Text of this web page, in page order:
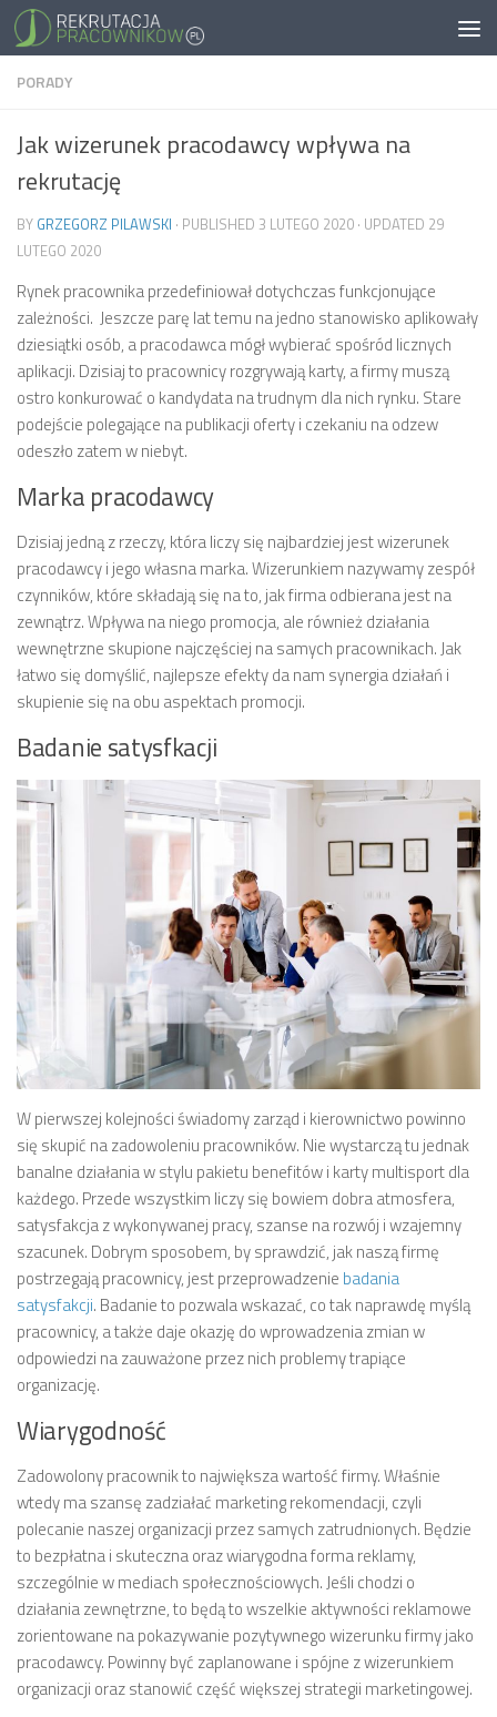
PORADY
Jak wizerunek pracodawcy wpływa na
rekrutację
BY GRZEGORZ PILAWSKI · PUBLISHED 3 LUTEGO 2020 · UPDATED 29
LUTEGO 2020
Rynek pracownika przedefiniował dotychczas funkcjonujące
zależności. Jeszcze parę lat temu na jedno stanowisko aplikowały
dziesiątki osób, a pracodawca mógł wybierać spośród licznych
aplikacji. Dzisiaj to pracownicy rozgrywają karty, a firmy muszą
ostro konkurować o kandydata na trudnym dla nich rynku. Stare
podejście polegające na publikacji oferty i czekaniu na odzew
odeszło zatem w niebyt.
Marka pracodawcy
Dzisiaj jedną z rzeczy, która liczy się najbardziej jest wizerunek
pracodawcy i jego własna marka. Wizerunkiem nazywamy zespół
czynników, które składają się na to, jak firma odbierana jest na
zewnątrz. Wpływa na niego promocja, ale również działania
wewnętrzne skupione najczęściej na samych pracownikach. Jak
łatwo się domyślić, najlepsze efekty da nam synergia działań i
skupienie się na obu aspektach promocji.
Badanie satysfkacji
W pierwszej kolejności świadomy zarząd i kierownictwo powinno
się skupić na zadowoleniu pracowników. Nie wystarczą tu jednak
banalne działania w stylu pakietu benefitów i karty multisport dla
każdego. Przede wszystkim liczy się bowiem dobra atmosfera,
satysfakcja z wykonywanej pracy, szanse na rozwój i wzajemny
szacunek. Dobrym sposobem, by sprawdzić, jak naszą firmę
postrzegają pracownicy, jest przeprowadzenie badania
satysfakcji. Badanie to pozwala wskazać, co tak naprawdę myślą
pracownicy, a także daje okazję do wprowadzenia zmian w
odpowiedzi na zauważone przez nich problemy trapiące
organizację.
Wiarygodność
Zadowolony pracownik to największa wartość firmy. Właśnie
wtedy ma szansę zadziałać marketing rekomendacji, czyli
polecanie naszej organizacji przez samych zatrudnionych. Będzie
to bezpłatna i skuteczna oraz wiarygodna forma reklamy,
szczególnie w mediach społecznościowych. Jeśli chodzi o
działania zewnętrzne, to będą to wszelkie aktywności reklamowe
zorientowane na pokazywanie pozytywnego wizerunku firmy jako
pracodawcy. Powinny być zaplanowane i spójne z wizerunkiem
organizacji oraz stanowić część większej strategii marketingowej.